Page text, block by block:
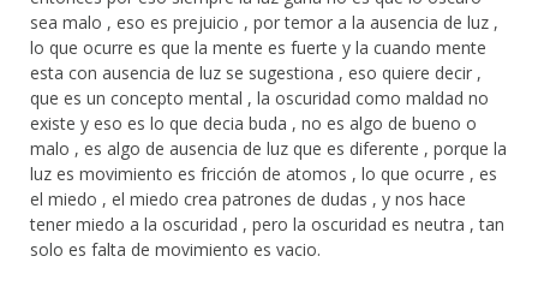
sea malo , eso es prejuicio , por temor a la ausencia de luz ,
lo que ocurre es que la mente es fuerte y la cuando mente
esta con ausencia de luz se sugestiona , eso quiere decir ,
que es un concepto mental , la oscuridad como maldad no
existe y eso es lo que decia buda , no es algo de bueno o
malo , es algo de ausencia de luz que es diferente , porque la
luz es movimiento es fricción de atomos , lo que ocurre , es
el miedo , el miedo crea patrones de dudas , y nos hace
tener miedo a la oscuridad , pero la oscuridad es neutra , tan
solo es falta de movimiento es vacio.